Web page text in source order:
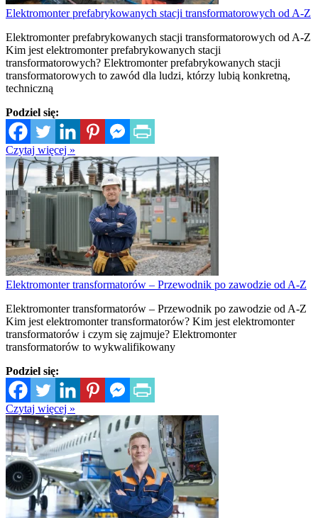
Elektromonter prefabrykowanych stacji transformatorowych od A-Z
Elektromonter prefabrykowanych stacji transformatorowych od A-Z
Kim jest elektromonter prefabrykowanych stacji
transformatorowych? Elektromonter prefabrykowanych stacji
transformatorowych to zawód dla ludzi, którzy lubią konkretną,
techniczną
Podziel się:
Czytaj więcej »
Elektromonter transformatorów – Przewodnik po zawodzie od A-Z
Elektromonter transformatorów – Przewodnik po zawodzie od A-Z
Kim jest elektromonter transformatorów? Kim jest elektromonter
transformatorów i czym się zajmuje? Elektromonter
transformatorów to wykwalifikowany
Podziel się:
Czytaj więcej »